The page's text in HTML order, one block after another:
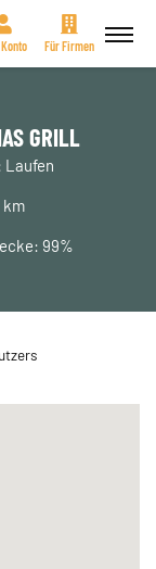
Für Firmen
GRILL
Laufen
km
99%